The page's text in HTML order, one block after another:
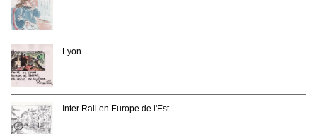
Lyon
Inter Rail en Europe de l'Est